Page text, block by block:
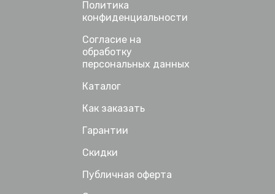
Каталог
Как заказать
Гарантии
Скидки
Публичная оферта
Политика
конфиденциальности
Согласие на
обработку
персональных данных